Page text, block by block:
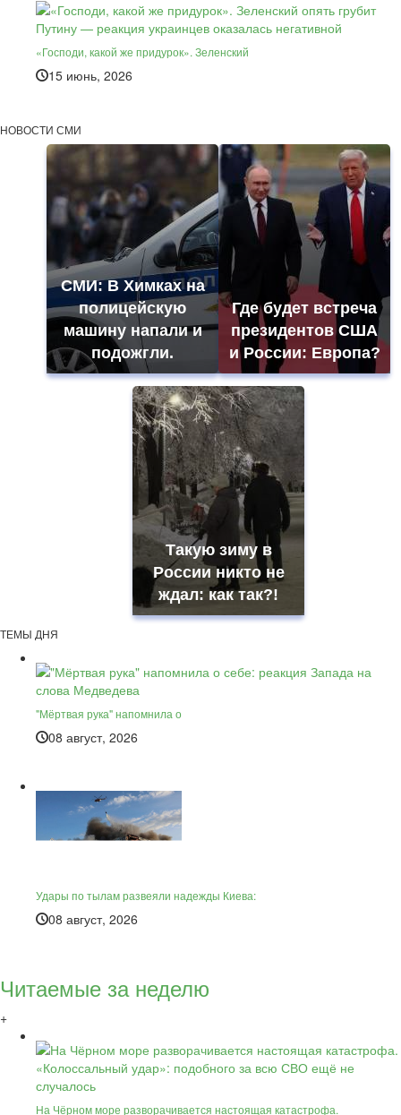
«Господи, какой же придурок». Зеленский
15 июнь, 2026
НОВОСТИ СМИ
СМИ: В Химках на
полицейскую
машину напали и
подожгли.
Где будет встреча
президентов США
и России: Европа?
Такую зиму в
России никто не
ждал: как так?!
ТЕМЫ ДНЯ
"Мёртвая рука" напомнила о
08 август, 2026
Удары по тылам развеяли надежды Киева:
08 август, 2026
Читаемые за неделю
+
На Чёрном море разворачивается настоящая катастрофа.